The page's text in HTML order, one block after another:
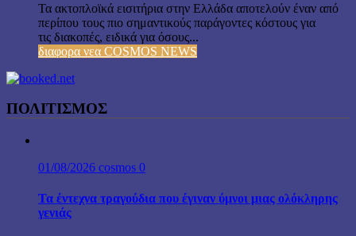
Τα ακτοπλοϊκά εισιτήρια στην Ελλάδα αποτελούν έναν από
περίπου τους πιο σημαντικούς παράγοντες κόστους για
τις διακοπές, ειδικά για όσους...
διαφορα νεα COSMOS NEWS
ΠΟΛΙΤΙΣΜΟΣ
01/08/2026 cosmos 0
Τα έντεχνα τραγούδια που έγιναν ύμνοι μιας ολόκληρης
γενιάς